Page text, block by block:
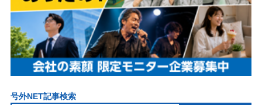
号外NET記事検索